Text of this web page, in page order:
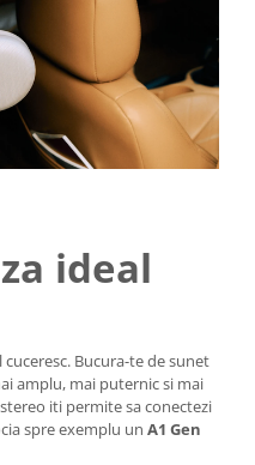
ideal
Bucura-te de sunet
amplu, mai puternic si mai
iti permite sa conectezi
spre exemplu un A1 Gen